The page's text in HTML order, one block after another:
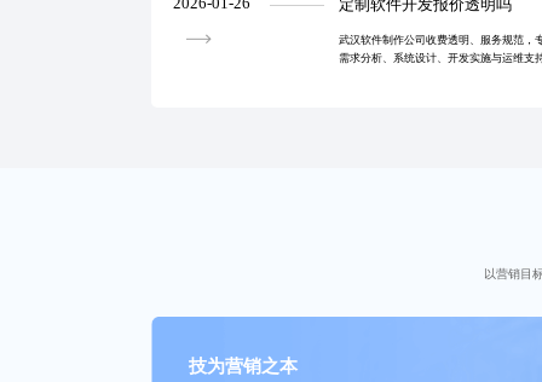
2026-01-26 定制软件开发报价透明吗
武汉软件制作公司收费透明、服务规范，
需求分析、系统设计、开发实施与运维支
以营销目
技为营销之本